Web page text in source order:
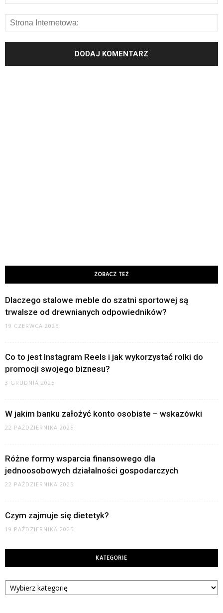
ZOBACZ TEŻ
Dlaczego stalowe meble do szatni sportowej są
trwalsze od drewnianych odpowiedników?
19 CZERWCA 2026
Co to jest Instagram Reels i jak wykorzystać rolki do
promocji swojego biznesu?
3 GRUDNIA 2025
W jakim banku założyć konto osobiste – wskazówki
22 PAŹDZIERNIKA 2025
Różne formy wsparcia finansowego dla
jednoosobowych działalności gospodarczych
22 PAŹDZIERNIKA 2025
Czym zajmuje się dietetyk?
19 PAŹDZIERNIKA 2025
KATEGORIE
Kategorie